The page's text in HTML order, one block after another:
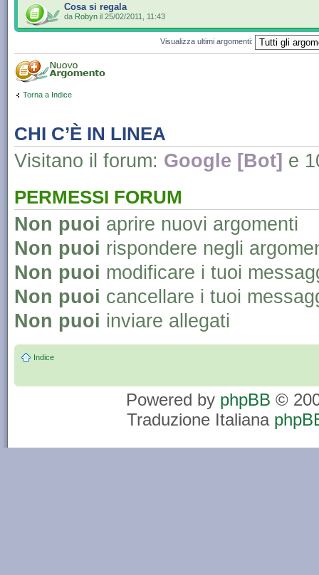
Cosa si regala
da Robyn il 25/02/2011, 11:43
Visualizza ultimi argomenti:
Torna a Indice
CHI C’È IN LINEA
Visitano il forum: Google [Bot] e
PERMESSI FORUM
Non puoi aprire nuovi argomenti
Non puoi rispondere negli
Non puoi modificare i tuoi
Non puoi cancellare i tuoi
Non puoi inviare allegati
Indice
Powered by phpBB ©
Traduzione Italiana